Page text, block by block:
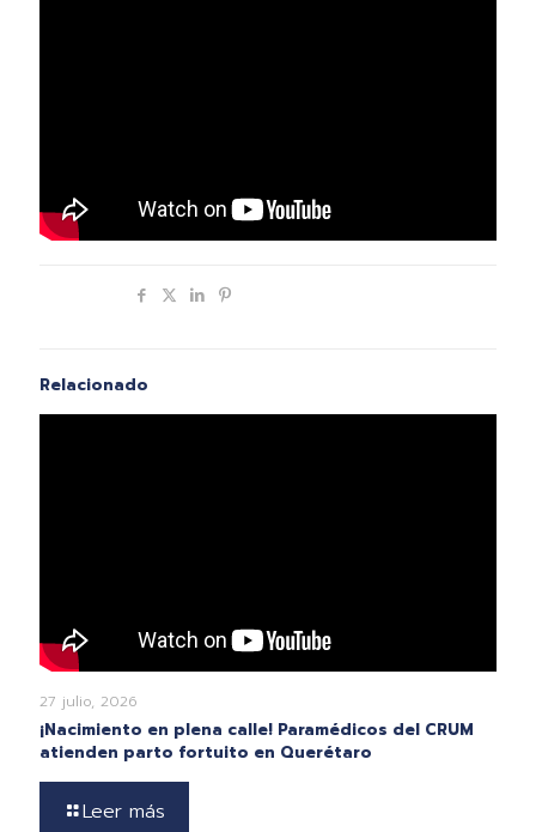
Relacionado
27 julio, 2026
¡Nacimiento en plena calle! Paramédicos del CRUM
atienden parto fortuito en Querétaro
Leer más